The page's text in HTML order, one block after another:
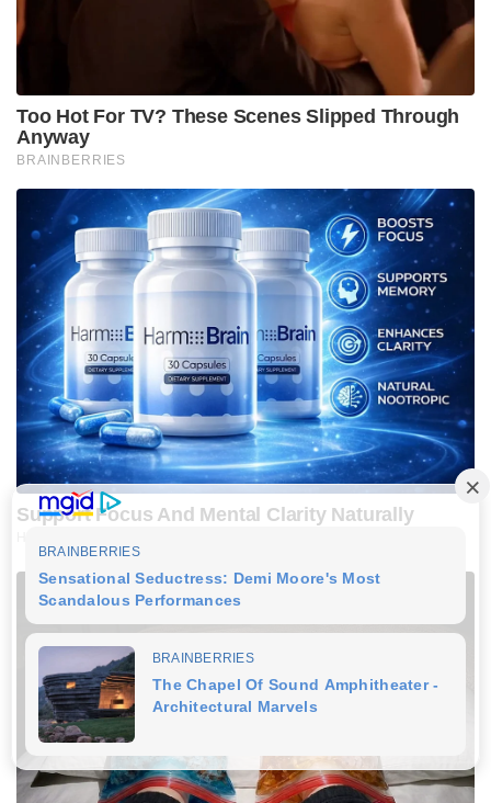
Too Hot For TV? These Scenes Slipped Through
Anyway
BRAINBERRIES
Support Focus And Mental Clarity Naturally